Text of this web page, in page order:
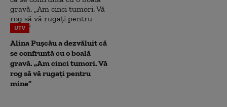
UTV
Alina Pușcău a dezvăluit că
se confruntă cu o boală
gravă. „Am cinci tumori. Vă
rog să vă rugați pentru
mine”